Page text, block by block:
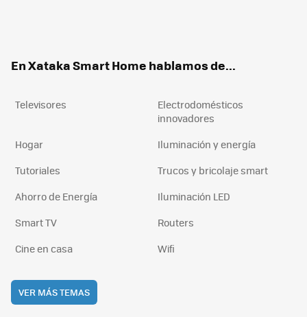
En Xataka Smart Home hablamos de...
Televisores
Electrodomésticos
innovadores
Hogar
Iluminación y energía
Tutoriales
Trucos y bricolaje smart
Ahorro de Energía
Iluminación LED
Smart TV
Routers
Cine en casa
Wifi
VER MÁS TEMAS